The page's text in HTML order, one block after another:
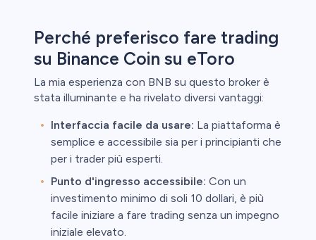
Perché preferisco fare trading
su Binance Coin su eToro
La mia esperienza con BNB su questo broker è
stata illuminante e ha rivelato diversi vantaggi:
Interfaccia facile da usare: La piattaforma è
semplice e accessibile sia per i principianti che
per i trader più esperti.
Punto d'ingresso accessibile: Con un
investimento minimo di soli 10 dollari, è più
facile iniziare a fare trading senza un impegno
iniziale elevato.
il tuo